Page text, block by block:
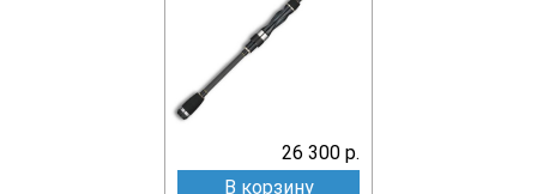
26 300 р.
В корзину